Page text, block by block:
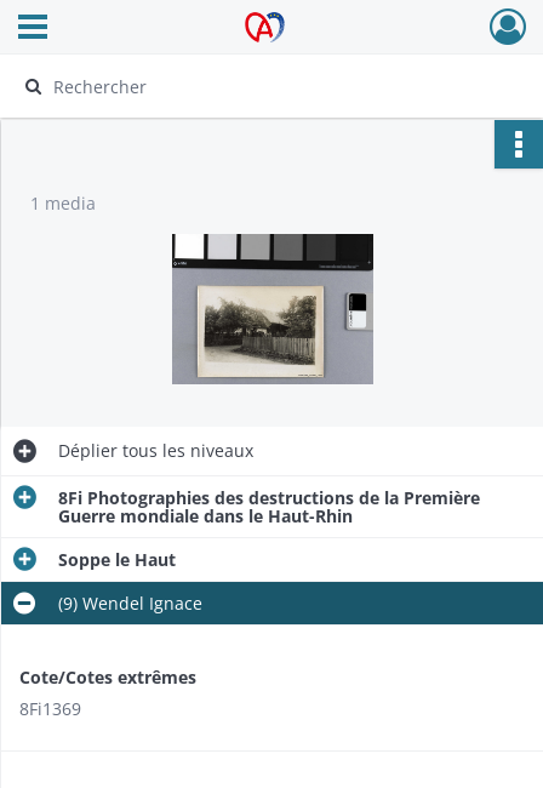
Archives Alsace - Colmar
Ouvrir le menu déroulant
1 media
Déplier tous les niveaux
8Fi Photographies des destructions de la Première
Guerre mondiale dans le Haut-Rhin
Soppe le Haut
(9) Wendel Ignace
Cote/Cotes extrêmes
8Fi1369